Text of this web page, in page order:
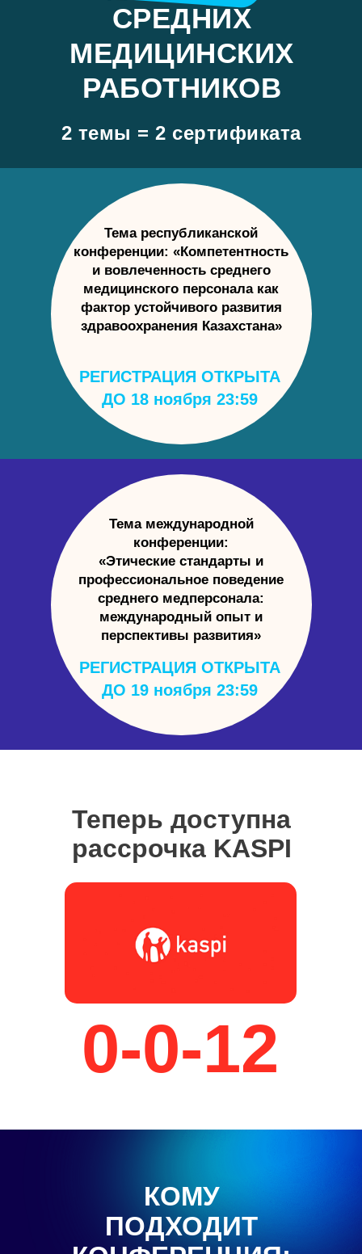
СРЕДНИХ
МЕДИЦИНСКИХ
РАБОТНИКОВ
2 темы = 2 сертификата
Тема республиканской
конференции: «Компетентность
и вовлеченность среднего
медицинского персонала как
фактор устойчивого развития
здравоохранения Казахстана»
РЕГИСТРАЦИЯ ОТКРЫТА
ДО 18 ноября 23:59
Тема международной
конференции:
«Этические стандарты и
профессиональное поведение
среднего медперсонала:
международный опыт и
перспективы развития»
РЕГИСТРАЦИЯ ОТКРЫТА
ДО 19 ноября 23:59
0-0-12
Теперь доступна
рассрочка KASPI
КОМУ
ПОДХОДИТ